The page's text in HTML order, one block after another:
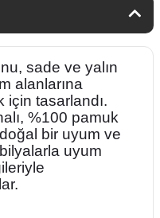
sade ve yalın
alanlarına
için tasarlandı.
%100 pamuk
bir uyum ve
uyum